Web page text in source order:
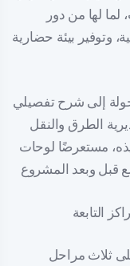
لها من دور
وتوفير بيئة حضارية
إلى شرح تفصيلي
الطرق والنقل
مستعرضًا لوحات
التابعة
ثلاث مراحل